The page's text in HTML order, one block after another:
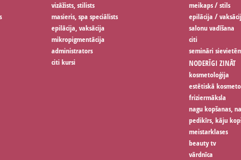
vizāžists, stilists
masieris, spa speciālists
epilācija, vaksācija
mikropigmentācija
administrators
citi kursi
meikaps / stils
epilācija /
salonu vadīšana
citi
semināri
NODERĪGI ZINĀT
kosmetoloģija
estētiskā
friziermāksla
nagu kopšanas,
pedikīrs, kāju
meistarklases
beauty tv
vārdnīca